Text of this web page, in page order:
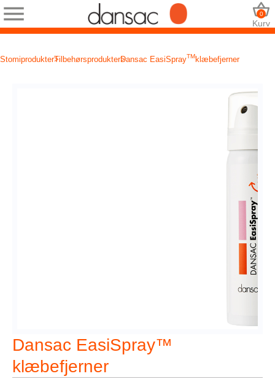
Kurv
0
StomiprodukterTilbehørsprodukterDansac EasiSprayTMklæbefjerner
Dansac EasiSpray™
klæbefjerner